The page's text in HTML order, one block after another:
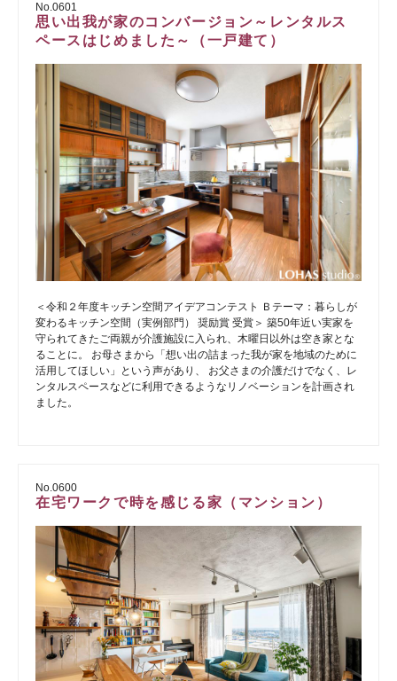
No.0601
思い出我が家のコンバージョン～レンタルス
ペースはじめました～（一戸建て）
＜令和２年度キッチン空間アイデアコンテスト Ｂテーマ：暮らしが
変わるキッチン空間（実例部門） 奨励賞 受賞＞ 築50年近い実家を
守られてきたご両親が介護施設に入られ、木曜日以外は空き家とな
ることに。 お母さまから「想い出の詰まった我が家を地域のために
活用してほしい」という声があり、 お父さまの介護だけでなく、レ
ンタルスペースなどに利用できるようなリノベーションを計画され
ました。
No.0600
在宅ワークで時を感じる家（マンション）